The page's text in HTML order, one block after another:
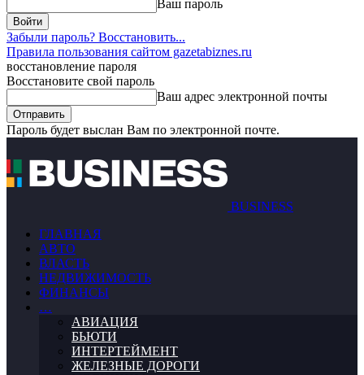
Ваш пароль
Забыли пароль? Восстановить...
Правила пользования сайтом gazetabiznes.ru
восстановление пароля
Восстановите свой пароль
Ваш адрес электронной почты
Пароль будет выслан Вам по электронной почте.
BUSINESS
ГЛАВНАЯ
АВТО
ВЛАСТЬ
НЕДВИЖИМОСТЬ
ФИНАНСЫ
…
АВИАЦИЯ
БЬЮТИ
ИНТЕРТЕЙМЕНТ
ЖЕЛЕЗНЫЕ ДОРОГИ